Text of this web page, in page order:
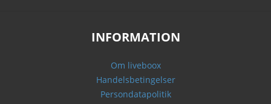
INFORMATION
Om liveboox
Handelsbetingelser
Persondatapolitik